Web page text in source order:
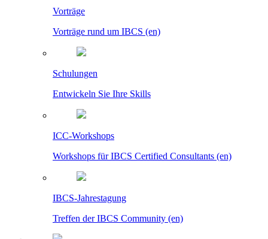
Vorträge
Vorträge rund um IBCS (en)
Schulungen
Entwickeln Sie Ihre Skills
ICC-Workshops
Workshops für IBCS Certified Consultants (en)
IBCS-Jahrestagung
Treffen der IBCS Community (en)